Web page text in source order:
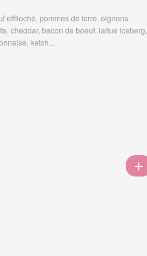
effiloché, pommes de terre, oignons
cheddar, bacon de boeuf, laitue iceberg,
ketch...